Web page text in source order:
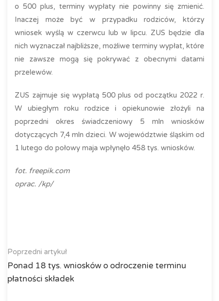
o 500 plus, terminy wypłaty nie powinny się zmienić.
Inaczej może być w przypadku rodziców, którzy
wniosek wyślą w czerwcu lub w lipcu. ZUS będzie dla
nich wyznaczał najbliższe, możliwe terminy wypłat, które
nie zawsze mogą się pokrywać z obecnymi datami
przelewów.
ZUS zajmuje się wypłatą 500 plus od początku 2022 r.
W ubiegłym roku rodzice i opiekunowie złożyli na
poprzedni okres świadczeniowy 5 mln wniosków
dotyczących 7,4 mln dzieci. W województwie śląskim od
1 lutego do połowy maja wpłynęło 458 tys. wniosków.
fot. freepik.com
oprac. /kp/
Poprzedni artykuł
Ponad 18 tys. wniosków o odroczenie terminu
płatności składek